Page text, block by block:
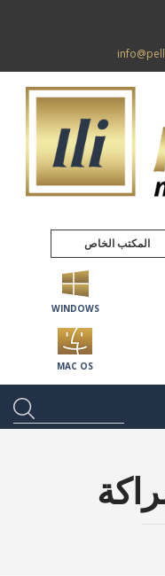
المكتب الخاص
WINDOWS
MAC OS